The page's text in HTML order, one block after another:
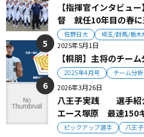
【指揮官インタビュ
督 就任10年目の春に
佐野日大 埼玉/群馬/栃木
2025年5月1日
【桐朋】主将のチー
2025年4月号 チーム分析
2026年3月26日
八王子実践 選手紹
エース塚原 最速150
ピックアップ選手 八王